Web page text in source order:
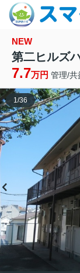
NEW
第二ヒルズ
7.7万円 管理/共
1/36